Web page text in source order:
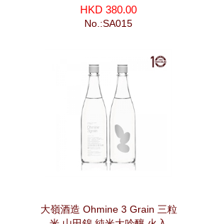
HKD 380.00
No.:SA015
大嶺酒造 Ohmine 3 Grain 三粒